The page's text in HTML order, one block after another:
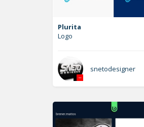
Plurita
Logo
snetodesigner